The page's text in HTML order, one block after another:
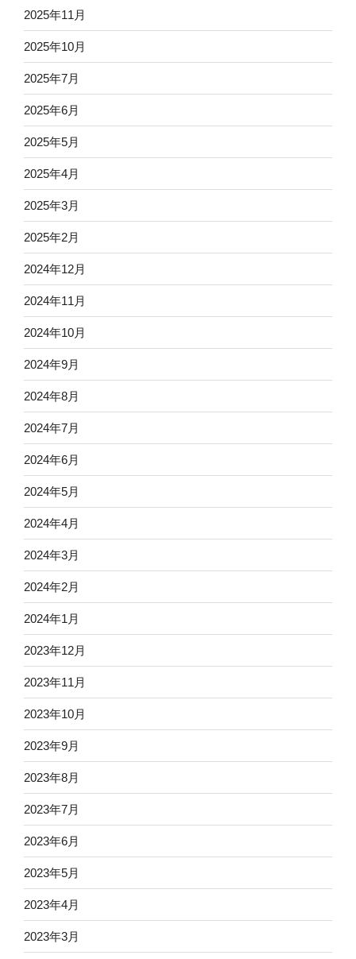
2025年11月
2025年10月
2025年7月
2025年6月
2025年5月
2025年4月
2025年3月
2025年2月
2024年12月
2024年11月
2024年10月
2024年9月
2024年8月
2024年7月
2024年6月
2024年5月
2024年4月
2024年3月
2024年2月
2024年1月
2023年12月
2023年11月
2023年10月
2023年9月
2023年8月
2023年7月
2023年6月
2023年5月
2023年4月
2023年3月